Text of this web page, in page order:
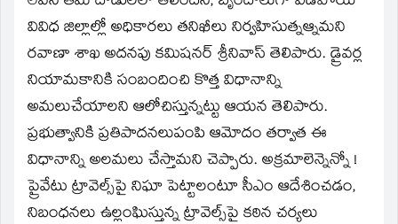
వివిధ జిల్లాల్లో అధికారలు తనిఖీలు నిర్వహిసుత్నఆ్నమని
రవాణా శాఖ అదనపు కమిషనర్‌ శ్రీనివాస్‌ తెలిపారు. డ్రైవర్ల
నియామకానికి సంబందించి కొత్త విధానాన్ని
అమలుచేయాలని ఆలోచిస్తున్నట్టు ఆయన తెలిపారు.
ప్రభుత్వానికి ప్రతిపాదనలుపంపి ఆమోదం తర్వాత ఈ
విధానాన్ని అలమలు చేస్తామని చెప్పారు. అక్రమాలెన్నెన్నో !
ప్రైవేటు ట్రావెల్స్‌పై నిఘా పెట్టాలంటూ సీఎం ఆదేశించడం,
నిబంధనలు ఉల్లంఘిస్తున్న ట్రావెల్స్‌పై కఠిన చర్యలు